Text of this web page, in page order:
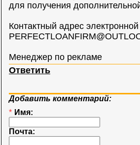
для получения
Контактный адрес
Менеджер по рекламе
Ответить
Добавить комментарий:
* Имя:
Почта: